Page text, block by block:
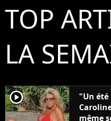
TOP
LA
player2
"Un été
même